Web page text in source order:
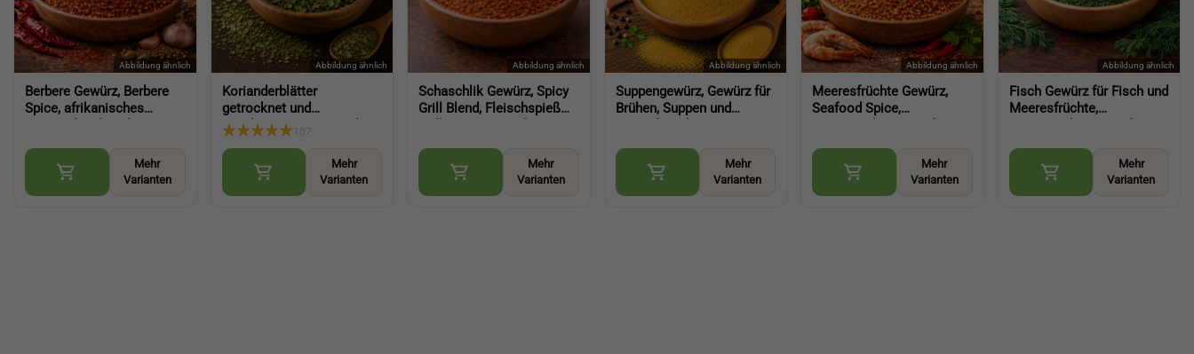
Berbere Gewürz, Berbere
Spice, afrikanisches
(Berbere Spice)
Mehr
Varianten
Korianderblätter
getrocknet und
geschnitten aromatisches
Gerichte (Dried Coriander
Leaves)
Mehr
Varianten
Schaschlik Gewürz, Spicy
Grill Blend, Fleischspieß
(Spicy Grill Blend)
Mehr
Varianten
Suppengewürz, Gewürz für
Brühen, Suppen und
Seasoning)
Mehr
Varianten
Meeresfrüchte Gewürz,
Seafood Spice,
maritime Gerichte
(Seafood Spice)
Mehr
Varianten
Fisch Gewürz für Fisch und
Meeresfrüchte,
Seasoning)
Mehr
Varianten